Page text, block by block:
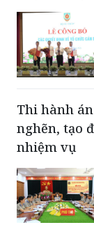
Thi hành
nghẽn, tạo
nhiệm vụ